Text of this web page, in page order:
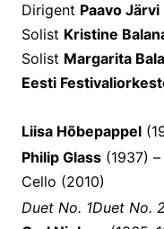
Dirigent Paavo Järvi
Solist Kristine
Solist Margarita
Eesti
Liisa Hõbepappel
Philip Glass (1937)
Cello (2010)
Duet No. 1Duet No. 2